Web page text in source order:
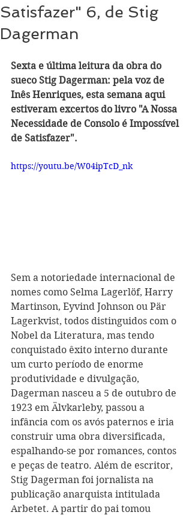
Satisfazer" 6, de Stig
Dagerman
Sexta e última leitura da obra do
sueco Stig Dagerman: pela voz de
Inês Henriques, esta semana aqui
estiveram excertos do livro "A Nossa
Necessidade de Consolo é Impossível
de Satisfazer".
https://youtu.be/W04ipTcD_nk
Sem a notoriedade internacional de
nomes como Selma Lagerlöf, Harry
Martinson, Eyvind Johnson ou Pär
Lagerkvist, todos distinguidos com o
Nobel da Literatura, mas tendo
conquistado êxito interno durante
um curto período de enorme
produtividade e divulgação,
Dagerman nasceu a 5 de outubro de
1923 em Älvkarleby, passou a
infância com os avós paternos e iria
construir uma obra diversificada,
espalhando-se por romances, contos
e peças de teatro. Além de escritor,
Stig Dagerman foi jornalista na
publicação anarquista intitulada
Arbetet. A partir do pai tomou